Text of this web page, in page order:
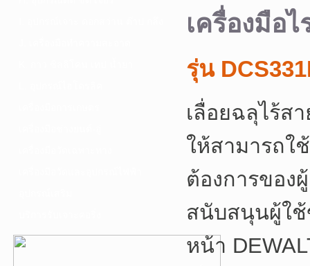
เครื่องมือ
รุ่น
เลื่อยฉลุไร้ส
ให้สามารถใ
ต้องการของ
สนับสนุนผู้ใช้
หน้า